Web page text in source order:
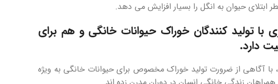
حیوان به انگل را بسیار افزایش می دهد.
با تولید کنندگان خوراک حیوانات خانگی و هم برای
دارد.
با آگاهی از ضرورت تولید خوراک مخصوص برای حیوانات خانگی به ویژه